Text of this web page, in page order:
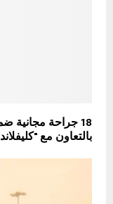
18 جراحة مجانية
بالتعاون مع